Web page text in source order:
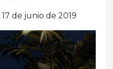
de junio de 2019